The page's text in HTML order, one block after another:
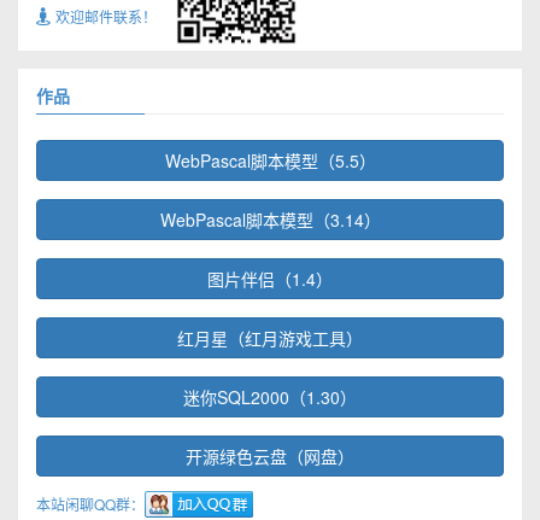
欢迎邮件联系！
作品
WebPascal脚本模型（5.5）
WebPascal脚本模型（3.14）
图片伴侣（1.4）
红月星（红月游戏工具）
迷你SQL2000（1.30）
开源绿色云盘（网盘）
本站闲聊QQ群：